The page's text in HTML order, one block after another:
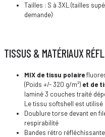
Tailles : S à 3XL (tailles
demande)
TISSUS & MATÉRIAUX
MIX de tissu polaire
(Poids +/- 320 g/m²) et de
laminé 3 couches traité
Le tissu softshell est
Doublure torse devant en
respirabilité
Bandes rétro